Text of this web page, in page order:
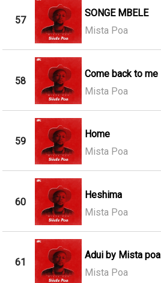
57
SONGE MBELE
Mista Poa
58
Come back to me
Mista Poa
59
Home
Mista Poa
60
Heshima
Mista Poa
61
Adui by Mista poa
Mista Poa